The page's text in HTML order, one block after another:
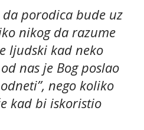
porodica bude uz
nikog da razume
ljudski kad neko
nas je Bog poslao
nego koliko
kad bi iskoristio